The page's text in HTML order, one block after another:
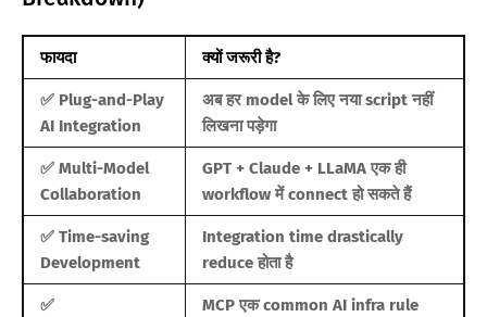
फायदा क्यों जरूरी है?
✅ Plug-and-Play
AI Integration
अब हर model के लिए नया script नहीं
लिखना पड़ेगा
✅ Multi-Model
Collaboration
GPT + Claude + LLaMA एक ही
workflow में connect हो सकते हैं
✅ Time-saving
Development
Integration time drastically
reduce होता है
✅
MCP एक common AI infra rule